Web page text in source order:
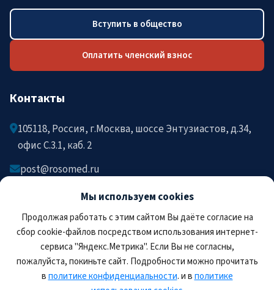
Мы используем cookies
Продолжая работать с этим сайтом Вы даёте согласие на
сбор cookie-файлов посредством использования интернет-
сервиса "Яндекс.Метрика". Если Вы не согласны,
пожалуйста, покиньте сайт. Подробности можно прочитать
вполитике конфиденциальности. и вполитике
Вступить в общество
Оплатить членский взнос
Контакты
105118, Россия, г.Москва, шоссе Энтузиастов, д.34,
офис C.3.1, каб. 2
post@rosomed.ru
+7-903-729-09-87
+7-910-880-36-92